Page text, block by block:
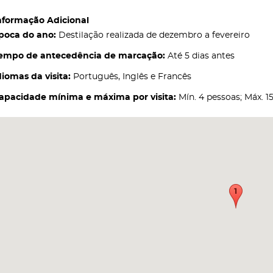
Adicional
do ano: Destilação realizada de dezembro a fevereiro
de antecedência de marcação: Até 5 dias antes
da visita: Português, Inglês e Francês
mínima e máxima por visita: Mín. 4 pessoas; Máx.